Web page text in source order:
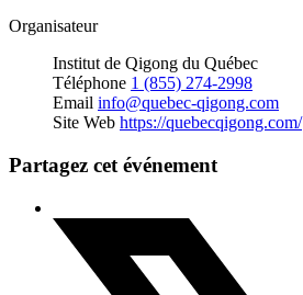
Organisateur
Institut de Qigong du Québec
Téléphone 1 (855) 274-2998
Email info@quebec-qigong.com
Site Web https://quebecqigong.com/
Partagez cet événement